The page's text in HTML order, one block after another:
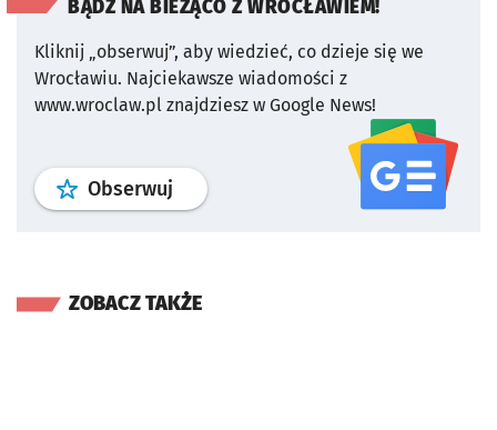
BĄDŹ NA BIEŻĄCO Z WROCŁAWIEM!
Kliknij „obserwuj”, aby wiedzieć, co dzieje się we
Wrocławiu. Najciekawsze wiadomości z
www.wroclaw.pl znajdziesz w Google News!
Obserwuj profil serwisu
ZOBACZ TAKŻE